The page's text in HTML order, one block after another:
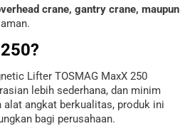
crane, gantry crane, maupun
Lifter TOSMAG MaxX 250
lebih sederhana, dan minim
alat angkat berkualitas, produk ini
bagi perusahaan.